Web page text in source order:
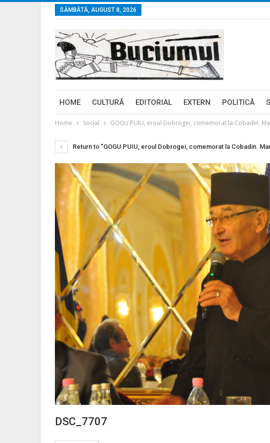
SÂMBĂTĂ, AUGUST 8, 2026
HOME CULTURĂ EDITORIAL EXTERN POLITICĂ
Home Social GOGU PUIU, eroul Dobrogei, comemorat la Cobadin.
Return to "GOGU PUIU, eroul Dobrogei, comemorat la Cobadin.
DSC_7707